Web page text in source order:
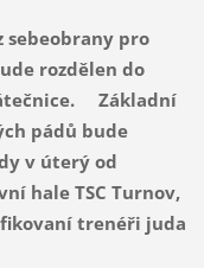
sebeobrany pro
rozdělen do
Základní
pádů bude
v úterý od
hale TSC Turnov,
trenéři juda